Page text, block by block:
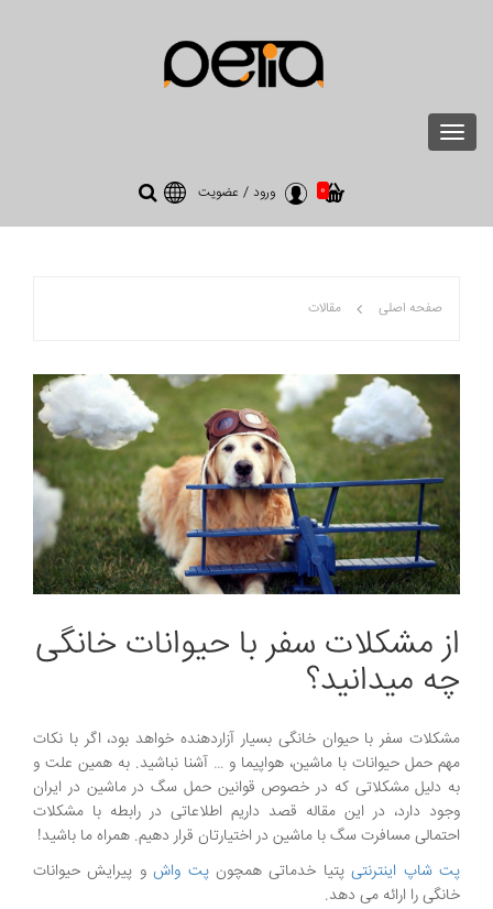
Toggle
navigation
0 ورود / عضویت
صفحه اصلی مقالات
از مشکلات سفر با حیوانات خانگی
چه میدانید؟
مشکلات سفر با حیوان خانگی بسیار آزاردهنده خواهد بود، اگر با نکات
مهم حمل حیوانات با ماشین، هواپیما و … آشنا نباشید. به همین علت و
به دلیل مشکلاتی که در خصوص قوانین حمل سگ در ماشین در ایران
وجود دارد، در این مقاله قصد داریم اطلاعاتی در رابطه با مشکلات
احتمالی مسافرت سگ با ماشین در اختیارتان قرار دهیم. همراه ما باشید!
پت شاپ اینترنتیپتیا خدماتی همچونپت واشو پیرایش حیوانات
خانگی را ارائه می دهد.